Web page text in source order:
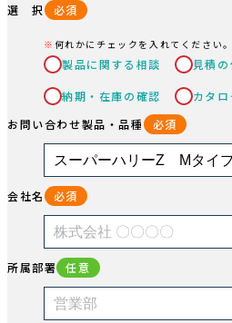
選 択 必須
何れかにチェックを入れてください。
製品に関する相談 見積の
納期・在庫の確認
カタ
お問い合わせ製品・品種
必須
会社名 必須
所属部署 任意